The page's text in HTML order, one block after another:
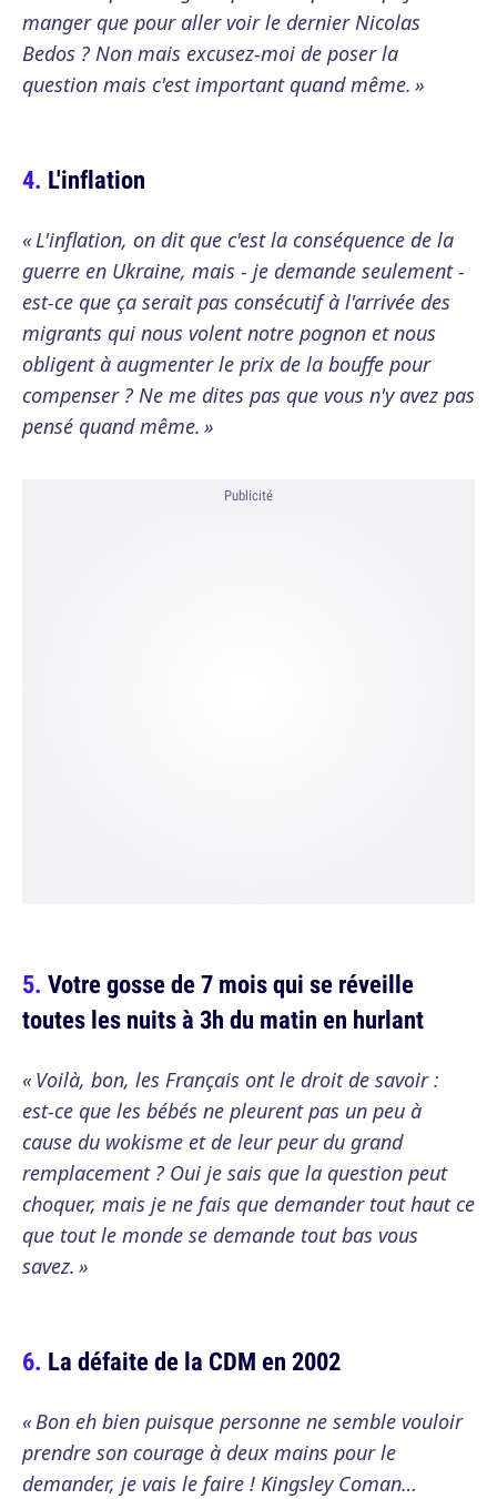
manger que pour aller voir le dernier Nicolas
Bedos ? Non mais excusez-moi de poser la
question mais c'est important quand même. »
L'inflation
« L'inflation, on dit que c'est la conséquence de la
guerre en Ukraine, mais - je demande seulement -
est-ce que ça serait pas consécutif à l'arrivée des
migrants qui nous volent notre pognon et nous
obligent à augmenter le prix de la bouffe pour
compenser ? Ne me dites pas que vous n'y avez pas
pensé quand même. »
Publicité
Votre gosse de 7 mois qui se réveille
toutes les nuits à 3h du matin en hurlant
« Voilà, bon, les Français ont le droit de savoir :
est-ce que les bébés ne pleurent pas un peu à
cause du wokisme et de leur peur du grand
remplacement ? Oui je sais que la question peut
choquer, mais je ne fais que demander tout haut ce
que tout le monde se demande tout bas vous
savez. »
La défaite de la CDM en 2002
« Bon eh bien puisque personne ne semble vouloir
prendre son courage à deux mains pour le
demander, je vais le faire ! Kingsley Coman…